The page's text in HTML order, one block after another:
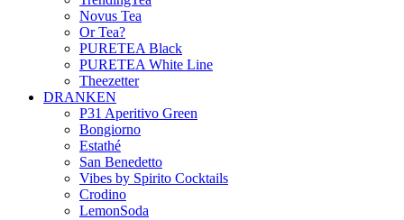
Novus Tea
Or Tea?
PURETEA Black
PURETEA White Line
Theezetter
DRANKEN
P31 Aperitivo Green
Bongiorno
Estathé
San Benedetto
Vibes by Spirito Cocktails
Crodino
LemonSoda